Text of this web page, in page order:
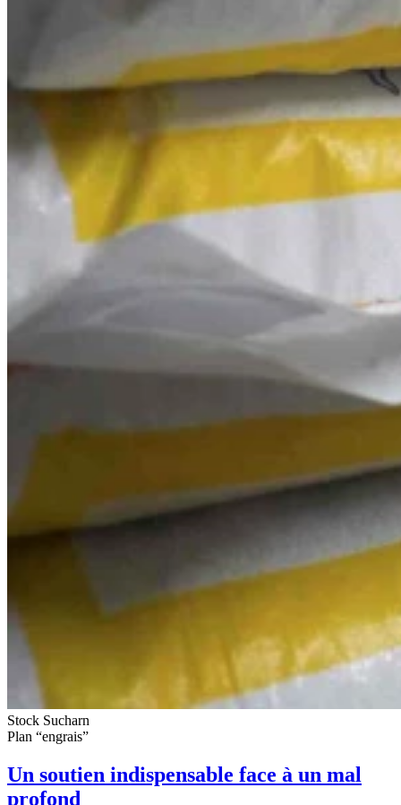
Stock Sucharn
Plan “engrais”
Un soutien indispensable face à un mal
profond